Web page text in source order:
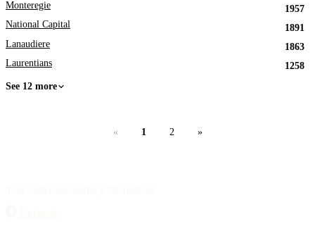
Monteregie
1957
National Capital
1891
Lanaudiere
1863
Laurentians
1258
See 12 more
« 1 2 »